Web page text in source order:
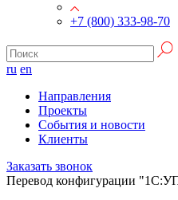
+7 (800) 333-98-70
ru en
Направления
Проекты
События и новости
Клиенты
Заказать звонок
Перевод конфигурации